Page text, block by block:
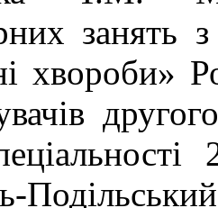
занять
хвороби»